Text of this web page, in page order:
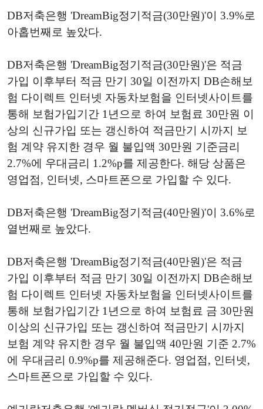
DB저축은행 'DreamBig정기적금(30만원)'이 3.9%로
아홉번째로 높았다.
DB저축은행 'DreamBig정기적금(30만원)'은 적금
가입 이후부터 적금 만기 30일 이전까지 DB손해보
험 다이렉트 인터넷 자동차보험을 인터넷사이트를
통해 보험가입기간 1년으로 하여 보험료 30만원 이
상의 신규가입 또는 갱신하여 적금만기 시까지 보
험 계약 유지한 경우 월 불입액 30만원 기준금리
2.7%에 우대금리 1.2%p를 제공한다. 해당 상품은
영업점, 인터넷, 스마트폰으로 가입할 수 있다.
DB저축은행 'DreamBig정기적금(40만원)'이 3.6%로
열번째로 높았다.
DB저축은행 'DreamBig정기적금(40만원)'은 적금
가입 이후부터 적금 만기 30일 이전까지 DB손해보
험 다이렉트 인터넷 자동차보험을 인터넷사이트를
통해 보험가입기간 1년으로 하여 보험료 금 30만원
이상의 신규가입 또는 갱신하여 적금만기 시까지
보험 계약 유지한 경우 월 불입액 40만원 기준 2.7%
에 우대금리 0.9%p를 제공해준다. 영업점, 인터넷,
스마트폰으로 가입할 수 있다.